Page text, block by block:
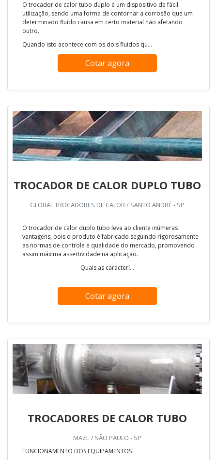
O trocador de calor tubo duplo é um dispositivo de fácil
utilização, sendo uma forma de contornar a corrosão que um
determinado fluído causa em certo material não afetando
outro.
Quando isto acontece com os dois fluidos qu...
Cotar agora
TROCADOR DE CALOR DUPLO TUBO
GLOBAL TROCADORES DE CALOR / SANTO ANDRÉ - SP
O trocador de calor duplo tubo leva ao cliente inúmeras
vantagens, pois o produto é fabricado seguindo rigorosamente
as normas de controle e qualidade do mercado, promovendo
assim máxima assertividade na aplicação.
Quais as caracterí...
Cotar agora
TROCADORES DE CALOR TUBO
MAZE / SÃO PAULO - SP
FUNCIONAMENTO DOS EQUIPAMENTOS